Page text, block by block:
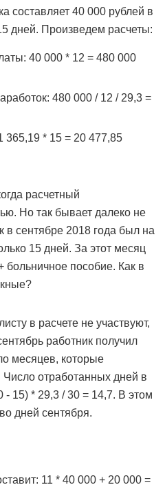
составляет 40 000 рублей в
дней. Произведем расчеты:
40 000 * 12 = 480 000
480 000 / 12 / 29,3 =
365,19 * 15 = 20 477,85
расчетный
Но так бывает далеко не
в сентябре 2018 года был на
15 дней. За этот месяц
больничное пособие. Как в
в расчете не участвуют,
работник получил
месяцев, которые
отработанных дней в
- 15) * 29,3 / 30 = 14,7. В этом
дней сентября.
11 * 40 000 + 20 000 =